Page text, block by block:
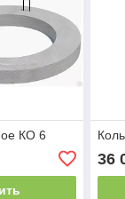
КО 6
36